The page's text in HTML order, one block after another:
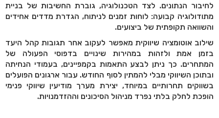
לחיבור הנתונים. לצד הטכנולוגיה, גוברת החשיבות של בניית
מתודולוגיה קבועה: לוחות זמנים לניתוח, הגדרת מדדים אחידים
והשוואה תקופתית של ביצועים.
שילוב אוטומציה שיווקית מאפשר לעקוב אחר תגובות קהל היעד
בזמן אמת ולזהות במהירות שינויים בדפוסי הפעולה של
המתחרים. כך ניתן לבצע התאמות בקמפיינים, בעמודי הנחיתה
ובתוכן השיווקי מבלי להמתין לסוף החודש. עבור ארגונים הפועלים
בשווקים תחרותיים במיוחד, יצירת מערך מודיעין שיווקי פנימי
הופכת לחלק בלתי נפרד מניהול הסיכונים וההזדמנויות.